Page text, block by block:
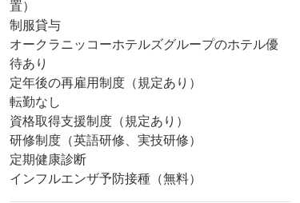
置）
制服貸与
オークラニッコーホテルズグループのホテル優
待あり
定年後の再雇用制度（規定あり）
転勤なし
資格取得支援制度（規定あり）
研修制度（英語研修、実技研修）
定期健康診断
インフルエンザ予防接種（無料）